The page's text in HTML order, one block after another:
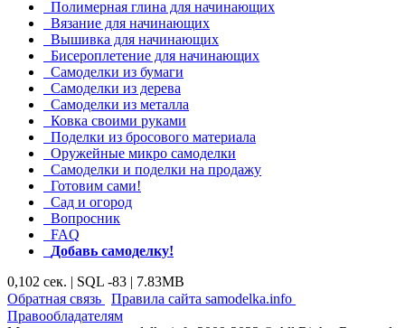
Полимерная глина для начинающих
Вязание для начинающих
Вышивка для начинающих
Бисероплетение для начинающих
Самоделки из бумаги
Самоделки из дерева
Самоделки из металла
Ковка своими руками
Поделки из бросового материала
Оружейные микро самоделки
Самоделки и поделки на продажу
Готовим сами!
Сад и огород
Вопросник
FAQ
Добавь самоделку!
0,102 сек. | SQL -83 | 7.83MB
Обратная связь
Правила сайта samodelka.info
Правообладателям